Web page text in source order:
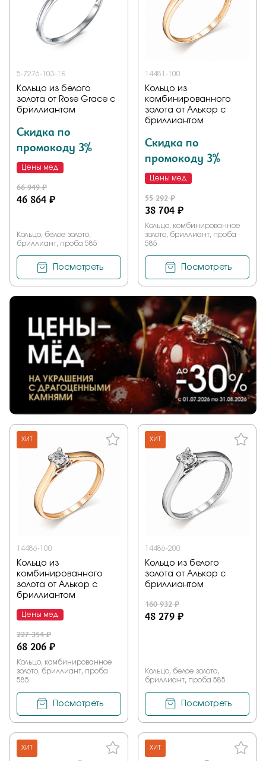
5-7276-103-1Б
Кольцо из белого
золота от Rose Grace с
бриллиантом
Скидка по
промокоду 3%
Цены мед
66 949 ₽
46 864 ₽
Кольцо, белое золото,
бриллиант, проба 585
Посмотреть
14481-100
Кольцо из
комбинированного
золота от Алькор с
бриллиантом
Скидка по
промокоду 3%
Цены мед
55 292 ₽
38 704 ₽
Кольцо, комбинированное
золото, бриллиант, проба
585
Посмотреть
ХИТ
14486-100
Кольцо из
комбинированного
золота от Алькор с
бриллиантом
Цены мед
227 354 ₽
68 206 ₽
Кольцо, комбинированное
золото, бриллиант, проба
585
Посмотреть
ХИТ
14486-200
Кольцо из белого
золота от Алькор с
бриллиантом
160 932 ₽
48 279 ₽
Кольцо, белое золото,
бриллиант, проба 585
Посмотреть
ХИТ ХИТ
Заказать
Подтверждаю, что я ознакомлен и согласен с условиями
политики конфиденциальности
Отправить